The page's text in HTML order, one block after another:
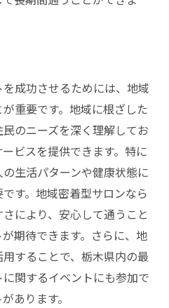
成功させるためには、地域
重要です。地域に根ざした
のニーズを深く理解してお
ビスを提供できます。特に
生活パターンや健康状態に
す。地域密着型サロンなら
により、安心して通うこと
期待できます。さらに、地
することで、栃木県内の最
関するイベントにも参加で
あります。